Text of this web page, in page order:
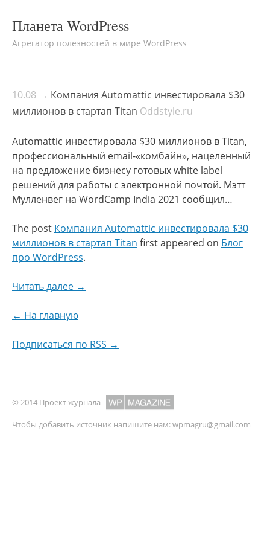
Планета WordPress
Агрегатор полезностей в мире WordPress
10.08 → Компания Automattic инвестировала $30
миллионов в стартап Titan Oddstyle.ru
Automattic инвестировала $30 миллионов в Titan,
профессиональный email-«комбайн», нацеленный
на предложение бизнесу готовых white label
решений для работы с электронной почтой. Мэтт
Мулленвег на WordCamp India 2021 сообщил…
The post Компания Automattic инвестировала $30
миллионов в стартап Titan first appeared on Блог
про WordPress.
Читать далее →
← На главную
Подписаться по RSS →
© 2014 Проект журнала
Чтобы добавить источник напишите нам:wpmagru@gmail.com